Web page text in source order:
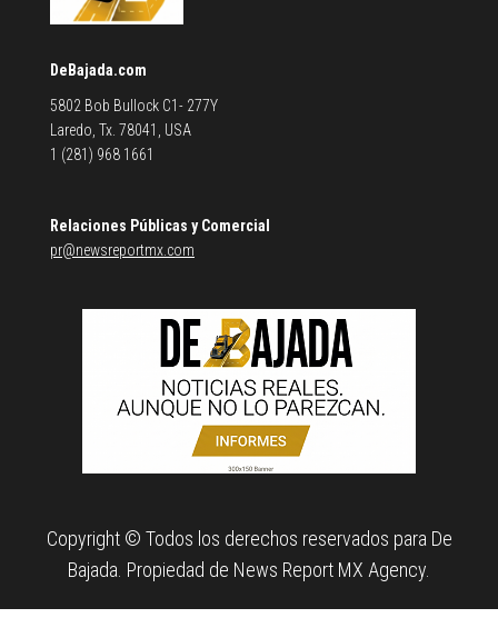
DeBajada.com
5802 Bob Bullock C1- 277Y
Laredo, Tx. 78041, USA
1 (281) 968 1661
Relaciones Públicas y Comercial
pr@newsreportmx.com
Copyright © Todos los derechos reservados para De
Bajada. Propiedad de News Report MX Agency.